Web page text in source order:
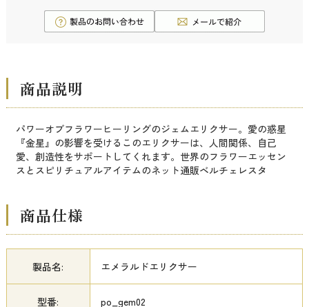
商品説明
パワーオブフラワーヒーリングのジェムエリクサー。愛の惑星
『金星』の影響を受けるこのエリクサーは、人間関係、自己
愛、創造性をサポートしてくれます。世界のフラワーエッセン
スとスピリチュアルアイテムのネット通販ベルチェレスタ
商品仕様
製品名: エメラルドエリクサー
型番: po_gem02